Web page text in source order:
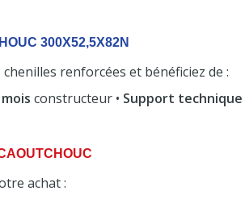
300X52,5X82N
renforcées et bénéficiez de :
constructeur • Support technique
achat :